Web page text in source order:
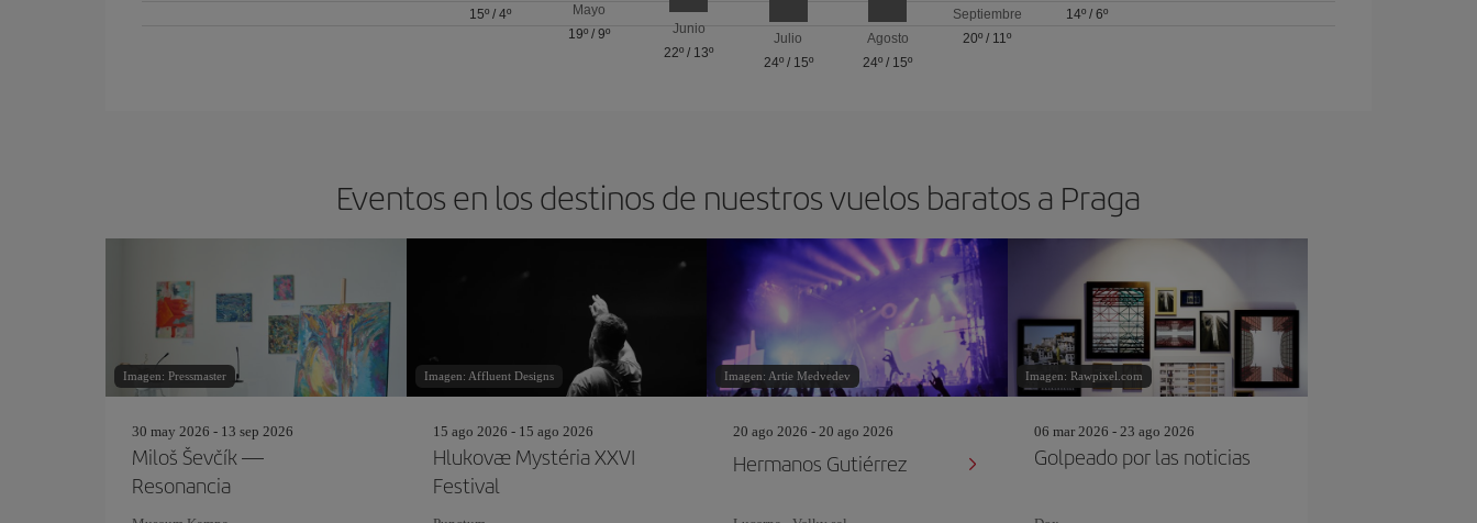
15º/ 4º
Mayo
19º /9º
Junio
22º / 13º
Julio
24º/ 15º
Agosto
24º / 15º
Septiembre
20º / 11º
14º/ 6º
Eventos en los destinos de nuestros vuelos baratos a Praga
Imagen: Pressmaster
30 may 2026 - 13 sep 2026
Miloš Ševčík —
Resonancia
Imagen: Affluent Designs
15 ago 2026 - 15 ago 2026
Hlukovæ Mystéria XXVI
Festival
Imagen: Artie Medvedev
20 ago 2026 - 20 ago 2026
Hermanos Gutiérrez
Imagen: Rawpixel.com
06 mar 2026 - 23 ago 2026
Golpeado por las noticias